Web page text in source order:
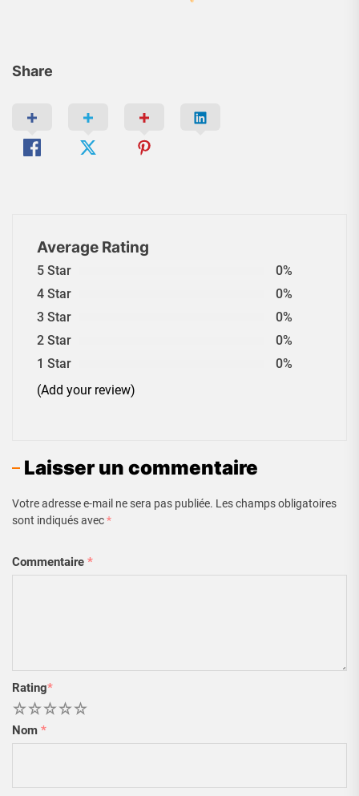
Share
Average Rating
5 Star
0%
4 Star
0%
3 Star
0%
2 Star
0%
1 Star
0%
(Add your review)
Laisser un commentaire
Votre adresse e-mail ne sera pas publiée. Les champs obligatoires
sont indiqués avec*
Commentaire *
Rating*
5
4
3
2
Nom *